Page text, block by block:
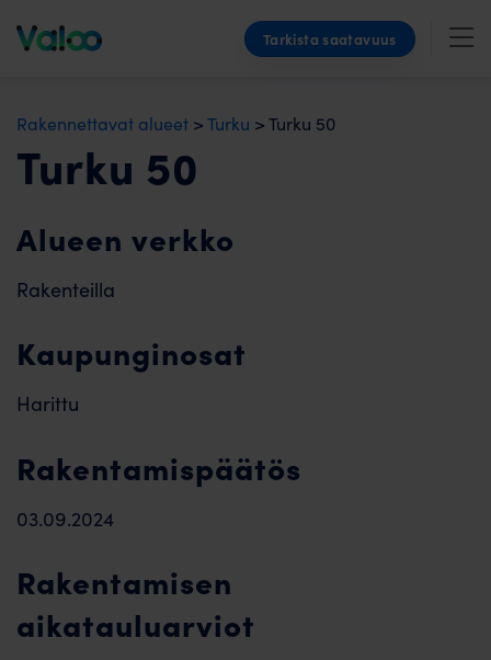
Tarkista saatavuus
Rakennettavat alueet >Turku >Turku 50
Turku 50
Alueen verkko
Rakenteilla
Kaupunginosat
Harittu
Rakentamispäätös
03.09.2024
Rakentamisen
aikatauluarviot